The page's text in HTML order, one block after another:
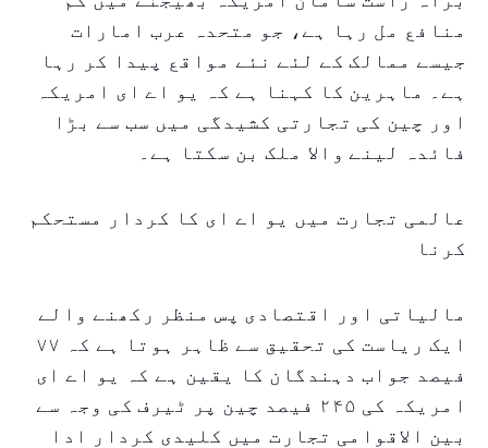
منافع مل رہا ہے، جو متحدہ عرب امارات
جیسے ممالک کے لئے نئے مواقع پیدا کر رہا
ہے۔ ماہرین کا کہنا ہے کہ یو اے ای امریکہ
اور چین کی تجارتی کشیدگی میں سب سے بڑا
فائدہ لینے والا ملک بن سکتا ہے۔
عالمی تجارت میں یو اے ای کا کردار مستحکم
کرنا
مالیاتی اور اقتصادی پس منظر رکھنے والے
ایک ریاست کی تحقیق سے ظاہر ہوتا ہے کہ ۷۷
فیصد جواب دہندگان کا یقین ہے کہ یو اے ای
امریکہ کی ۲۴۵ فیصد چین پر ٹیرف کی وجہ سے
بین الاقوامی تجارت میں کلیدی کردار ادا